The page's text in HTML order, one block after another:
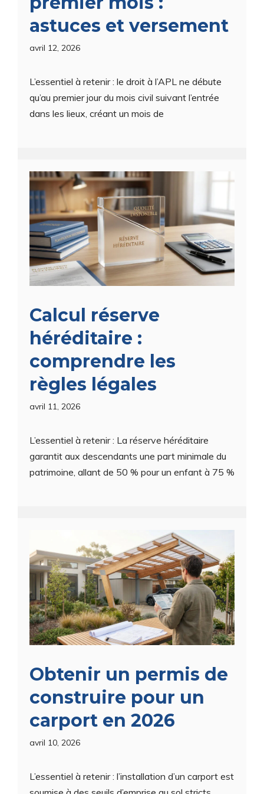
astuces et versement
avril 12, 2026
L’essentiel à retenir : le droit à l’APL ne débute
qu’au premier jour du mois civil suivant l’entrée
dans les lieux, créant un mois de
Calcul réserve
héréditaire :
comprendre les
règles légales
avril 11, 2026
L’essentiel à retenir : La réserve héréditaire
garantit aux descendants une part minimale du
patrimoine, allant de 50 % pour un enfant à 75 %
Obtenir un permis de
construire pour un
carport en 2026
avril 10, 2026
L’essentiel à retenir : l’installation d’un carport est